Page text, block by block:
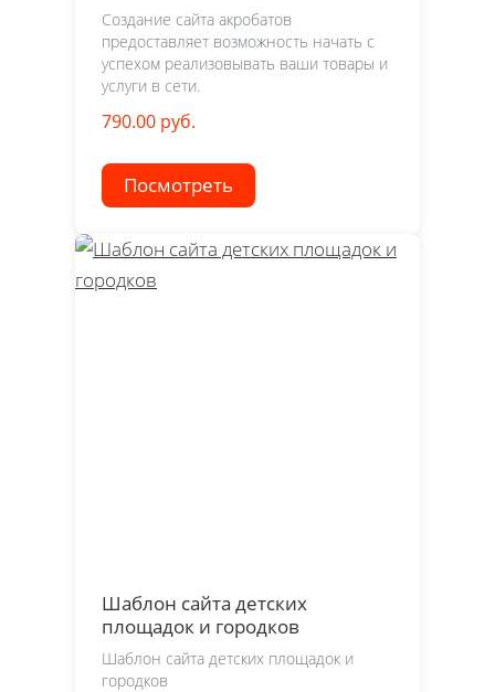
Создание сайта акробатов
предоставляет возможность начать с
успехом реализовывать ваши товары и
услуги в сети.
790.00 руб.
Посмотреть
Шаблон сайта детских
площадок и городков
Шаблон сайта детских площадок и
городков